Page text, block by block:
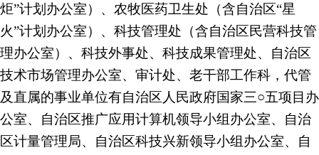
炬”计划办公室）、农牧医药卫生处（含自治区“星
火”计划办公室）、科技管理处（含自治区民营科技管
理办公室）、科技外事处、科技成果管理处、自治区
技术市场管理办公室、审计处、老干部工作科，代管
及直属的事业单位有自治区人民政府国家三○五项目办
公室、自治区推广应用计算机领导小组办公室、自治
区计量管理局、自治区科技兴新领导小组办公室、自